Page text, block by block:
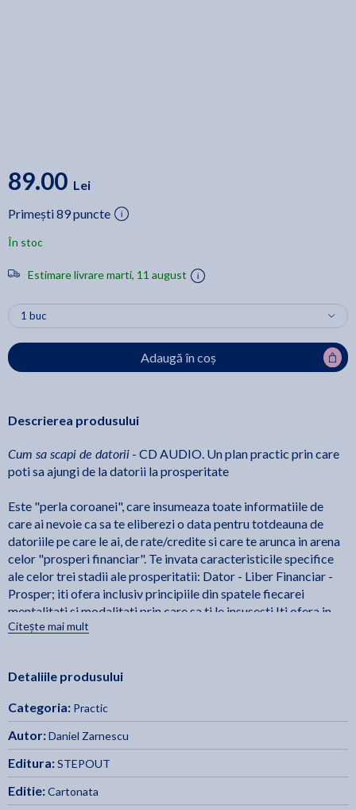
89.00 Lei
Primești 89 puncte
În stoc
Estimare livrare marti, 11 august
Adaugă în coș
Descrierea produsului
Cum sa scapi de datorii - CD AUDIO. Un plan practic prin care
poti sa ajungi de la datorii la prosperitate
Este "perla coroanei", care insumeaza toate informatiile de
care ai nevoie ca sa te eliberezi o data pentru totdeauna de
datoriile pe care le ai, de rate/credite si care te arunca in arena
celor "prosperi financiar". Te invata caracteristicile specifice
ale celor trei stadii ale prosperitatii: Dator - Liber Financiar -
Prosper; iti ofera inclusiv principiile din spatele fiecarei
mentalitati si modalitati prin care sa ti le insusesti Iti ofera in
detaliu un plan practic format din 5 pasi (cu fise de lucru,
esti plin de datorii, in stadiul 2, cel al eliberarii financiare, cand
de la luna la luna.
Pe langa planul de eliberare financiara, mai afli:
• Cum sa nu mai depinzi de salariul de la finalul lunii si cum sa
nu mai traiesti doar din el.
• Cum sa devii disciplinat financiar fara sa renunti la stilul tau
Citește mai mult
Detaliile produsului
Categoria: Practic
Autor:Daniel Zarnescu
Editura:STEPOUT
Editie:Cartonata